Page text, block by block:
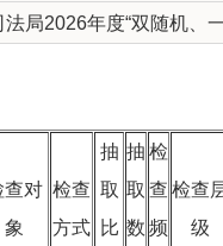
局2026年度“双随机、
查对
象
检查
方式
抽
取
比
抽
取
数
检
查
频
检查
级